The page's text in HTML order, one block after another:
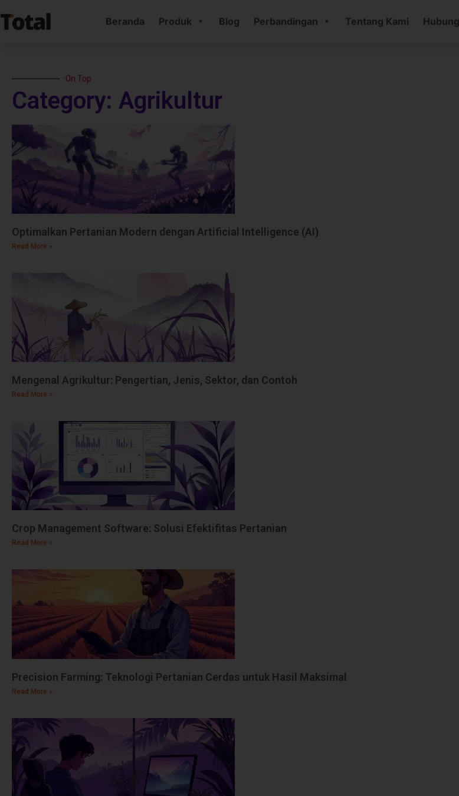
Beranda Produk Blog Perbandingan Tentang Kami
On Top
Category: Agrikultur
Optimalkan Pertanian Modern dengan Artificial Intelligence (AI)
Read More »
Mengenal Agrikultur: Pengertian, Jenis, Sektor, dan Contoh
Read More »
Crop Management Software: Solusi Efektifitas Pertanian
Read More »
Precision Farming: Teknologi Pertanian Cerdas untuk Hasil Maksimal
Read More »